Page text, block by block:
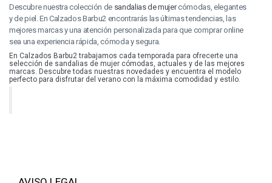
Descubre nuestra colección de sandalias de mujercómodas, elegantes
y de piel. En Calzados Barbu2 encontrarás las últimas tendencias, las
mejores marcas y una atención personalizada para que comprar online
sea una experiencia rápida, cómoda y segura.
En Calzados Barbu2 trabajamos cada temporada para ofrecerte una
selección de sandalias de mujer cómodas, actuales y de las mejores
marcas. Descubre todas nuestras novedades y encuentra el modelo
perfecto para disfrutar del verano con la máxima comodidad y estilo.